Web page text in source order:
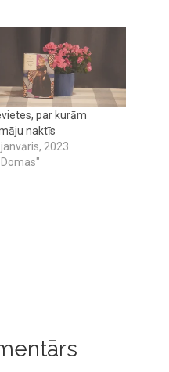
par kurām
naktīs
2023